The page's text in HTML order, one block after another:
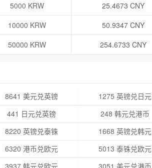
5000 KRW
25.4673 CNY
10000 KRW
50.9347 CNY
50000 KRW 254.6733 CNY
8641 美元兑英镑
1275 英镑兑日元
441 日元兑英镑
248 韩元兑港币
8220 英镑兑泰铢
1668 英镑兑韩元
6320 港币兑欧元
5013 泰铢兑欧元